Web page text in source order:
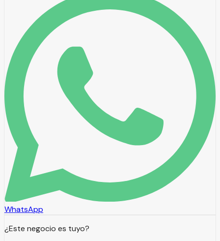
WhatsApp
¿Este negocio es tuyo?